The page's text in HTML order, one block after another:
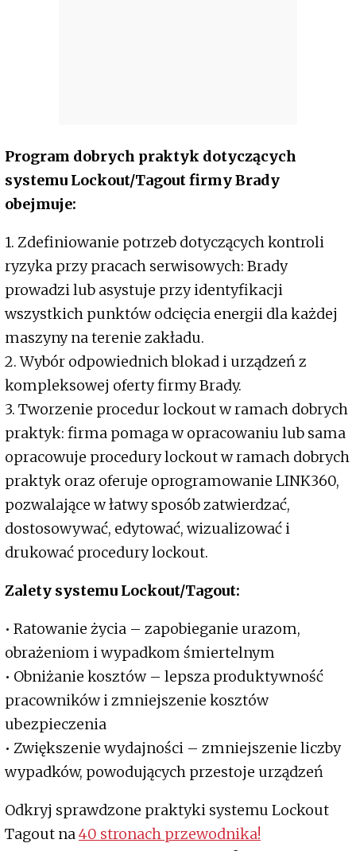
Program dobrych praktyk dotyczących
systemu Lockout/Tagout firmy Brady
obejmuje:
1. Zdefiniowanie potrzeb dotyczących kontroli
ryzyka przy pracach serwisowych: Brady
prowadzi lub asystuje przy identyfikacji
wszystkich punktów odcięcia energii dla każdej
maszyny na terenie zakładu.
2. Wybór odpowiednich blokad i urządzeń z
kompleksowej oferty firmy Brady.
3. Tworzenie procedur lockout w ramach dobrych
praktyk: firma pomaga w opracowaniu lub sama
opracowuje procedury lockout w ramach dobrych
praktyk oraz oferuje oprogramowanie LINK360,
pozwalające w łatwy sposób zatwierdzać,
dostosowywać, edytować, wizualizować i
drukować procedury lockout.
Zalety systemu Lockout/Tagout:
• Ratowanie życia – zapobieganie urazom,
obrażeniom i wypadkom śmiertelnym
• Obniżanie kosztów – lepsza produktywność
pracowników i zmniejszenie kosztów
ubezpieczenia
• Zwiększenie wydajności – zmniejszenie liczby
wypadków, powodujących przestoje urządzeń
Odkryj sprawdzone praktyki systemu Lockout
Tagout na40 stronach przewodnika!